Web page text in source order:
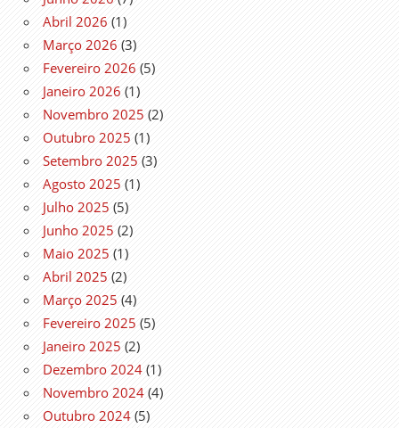
Abril 2026 (1)
Março 2026 (3)
Fevereiro 2026 (5)
Janeiro 2026 (1)
Novembro 2025 (2)
Outubro 2025 (1)
Setembro 2025 (3)
Agosto 2025 (1)
Julho 2025 (5)
Junho 2025 (2)
Maio 2025 (1)
Abril 2025 (2)
Março 2025 (4)
Fevereiro 2025 (5)
Janeiro 2025 (2)
Dezembro 2024 (1)
Novembro 2024 (4)
Outubro 2024 (5)